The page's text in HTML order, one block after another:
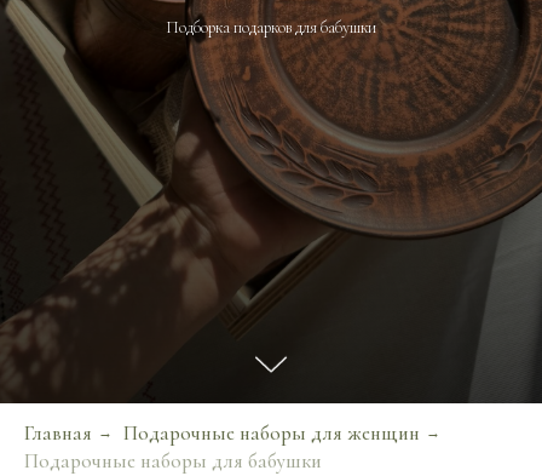
Подборка подарков для бабушки
Главная → Подарочные наборы для женщин →
Подарочные наборы для бабушки